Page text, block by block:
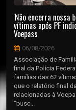
'Não encerra nossa
vítimas após PF
Voepass
06/08/2026
Associação de
final da Polícia
famílias das 62
que o relatório final
relacionadas à
"busc...